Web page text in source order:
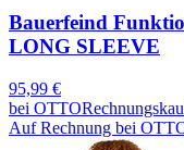
Bauerfeind
LONG SLEEVE
95,99 €
bei OTTO
Auf Rechnung bei